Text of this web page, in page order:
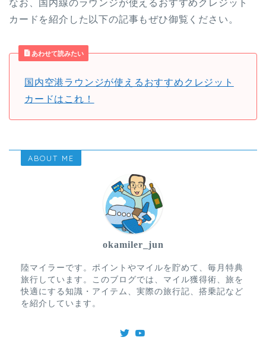
なお、国内線のラウンジが使えるおすすめクレジット
カードを紹介した以下の記事もぜひ御覧ください。
あわせて読みたい
国内空港ラウンジが使えるおすすめクレジット
カードはこれ！
ABOUT ME
okamiler_jun
陸マイラーです。ポイントやマイルを貯めて、毎月特典
旅行しています。このブログでは、マイル獲得術、旅を
快適にする知識・アイテム、実際の旅行記、搭乗記など
を紹介しています。